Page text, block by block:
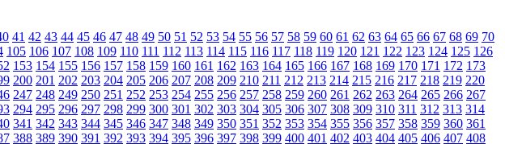
41 42 43 44 45 46 47 48 49 50 51 52 53 54 55 56 57 58 59 60 61 62 63 64 65 66 67 68 69 70
105 106 107 108 109 110 111 112 113 114 115 116 117 118 119 120 121 122 123 124 125 126
153 154 155 156 157 158 159 160 161 162 163 164 165 166 167 168 169 170 171 172 173
200 201 202 203 204 205 206 207 208 209 210 211 212 213 214 215 216 217 218 219 220
247 248 249 250 251 252 253 254 255 256 257 258 259 260 261 262 263 264 265 266 267
294 295 296 297 298 299 300 301 302 303 304 305 306 307 308 309 310 311 312 313 314
341 342 343 344 345 346 347 348 349 350 351 352 353 354 355 356 357 358 359 360 361
388 389 390 391 392 393 394 395 396 397 398 399 400 401 402 403 404 405 406 407 408